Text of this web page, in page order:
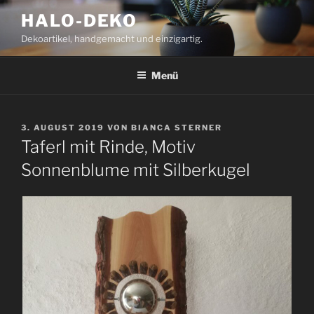
Zum
Inhalt
springen
HALO-DEKO
Dekoartikel, handgemacht und einzigartig.
Menü
VERÖFFENTLICHT
AM
3. AUGUST 2019 VON BIANCA STERNER
Taferl mit Rinde, Motiv
Sonnenblume mit Silberkugel